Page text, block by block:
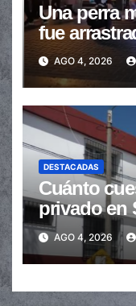
Una perra
fue
en la senda
AGO 4, 2026
DESTACADAS
Cuánto
privado en
deAGO 4, 2026